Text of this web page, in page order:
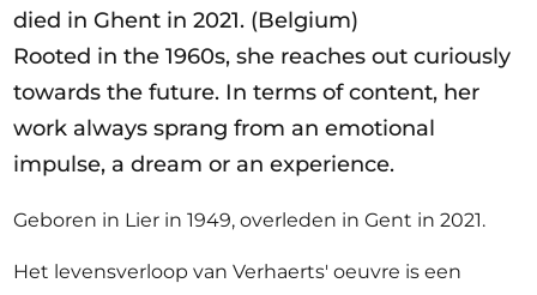
died in Ghent in 2021. (Belgium)
Rooted in the 1960s, she reaches out curiously
towards the future. In terms of content, her
work always sprang from an emotional
impulse, a dream or an experience.
Geboren in Lier in 1949, overleden in Gent in 2021.
Het levensverloop van Verhaerts' oeuvre is een